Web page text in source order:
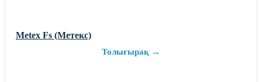
Metex Fs (Метекс)
Толығырақ →